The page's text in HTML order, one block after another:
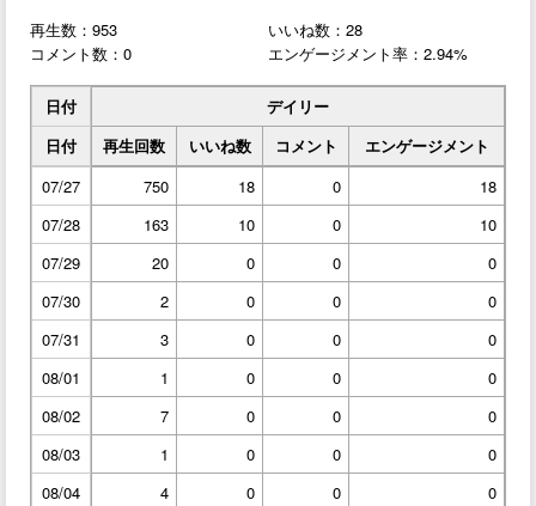
再生数：953
いいね数：28
コメント数：0
エンゲージメント率：2.94%
日付
デイリー
日付
再生回数 いいね数 コメント
エンゲージメント
07/27
750 18 0
18
07/28
163 10 0
10
07/29
20 0 0
0
07/30
2 0 0
0
07/31
3 0 0
0
08/01
1 0 0
0
08/02
7 0 0
0
08/03
1 0 0
0
08/04
4 0 0
0